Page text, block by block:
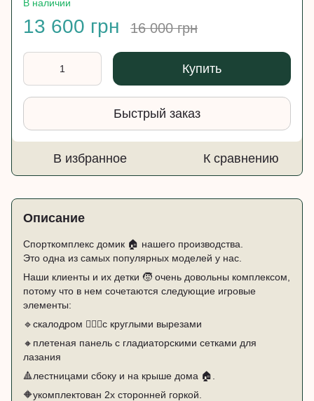
В наличии
13 600 грн 16 000 грн
Купить
Быстрый заказ
В избранное К сравнению
Описание
Спорткомплекс домик 🏠 нашего производства.
Это одна из самых популярных моделей у нас.
Наши клиенты и их детки 🧒 очень довольны комплексом,
потому что в нем сочетаются следующие игровые
элементы:
🔹скалодром 🧗🏻‍♂️с круглыми вырезами
🔸плетеная панель с гладиаторскими сетками для
лазания
🔺лестницами сбоку и на крыше дома 🏠.
🔶укомплектован 2х сторонней горкой.